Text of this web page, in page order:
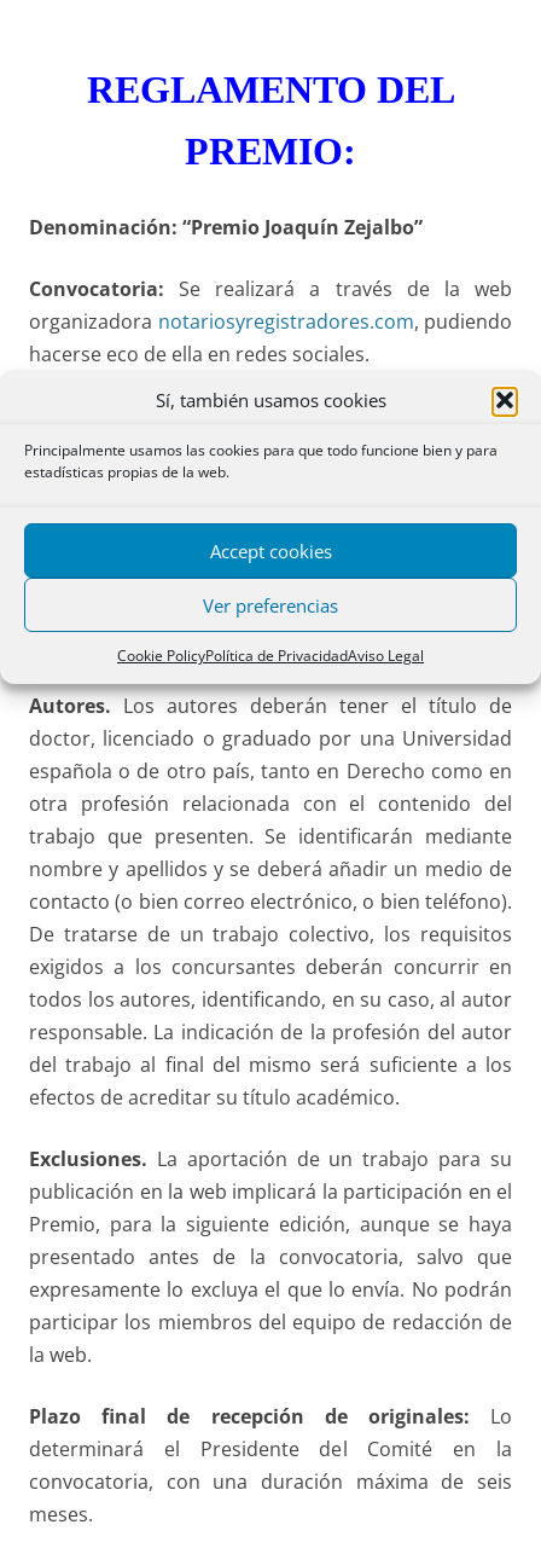
Sí, también usamos cookies
Principalmente usamos las cookies para que todo funcione bien y para
estadísticas propias de la web.
Accept cookies
Ver preferencias
Cookie PolicyPolítica de PrivacidadAviso Legal
REGLAMENTO DEL
PREMIO:
Denominación: “Premio Joaquín Zejalbo”
Convocatoria: Se realizará a través de la web
organizadora notariosyregistradores.com, pudiendo
hacerse eco de ella en redes sociales.
Trabajos de contenido jurídico de
derecho privado o relacionado con materias propias
de las diversas secciones de
publicación en esta página web. Habrán de ser
originales e inéditos. Se valorará la inclusión de
sumario, introducción, bibliografía y, especialmente
de conclusiones.
Autores. Los autores deberán tener el título de
doctor, licenciado o graduado por una Universidad
española o de otro país, tanto en Derecho como en
otra profesión relacionada con el contenido del
trabajo que presenten. Se identificarán mediante
nombre y apellidos y se deberá añadir un medio de
contacto (o bien correo electrónico, o bien teléfono).
De tratarse de un trabajo colectivo, los requisitos
exigidos a los concursantes deberán concurrir en
todos los autores, identificando, en su caso, al autor
responsable. La indicación de la profesión del autor
del trabajo al final del mismo será suficiente a los
efectos de acreditar su título académico.
Exclusiones. La aportación de un trabajo para su
publicación en la web implicará la participación en el
Premio, para la siguiente edición, aunque se haya
presentado antes de la convocatoria, salvo que
expresamente lo excluya el que lo envía. No podrán
participar los miembros del equipo de redacción de
la web.
Plazo final de recepción de originales: Lo
determinará el Presidente del Comité en la
convocatoria, con una duración máxima de seis
meses.